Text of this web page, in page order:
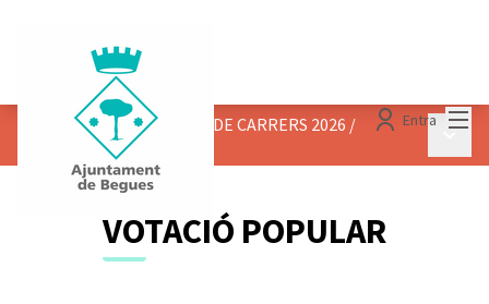
Entra
CONCURS DE DECORACIÓ DE CARRERS 2026 /
VOTACIÓ POPULAR
VOTACIÓ POPULAR